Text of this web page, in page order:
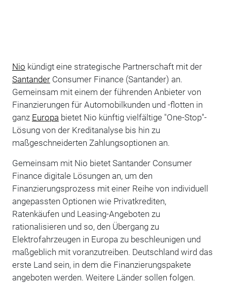
Nio kündigt eine strategische Partnerschaft mit der
SantanderConsumer Finance (Santander) an.
Gemeinsam mit einem der führenden Anbieter von
Finanzierungen für Automobilkunden und -flotten in
ganz Europa bietet Nio künftig vielfältige "One-Stop"-
Lösung von der Kreditanalyse bis hin zu
maßgeschneiderten Zahlungsoptionen an.
Gemeinsam mit Nio bietet Santander Consumer
Finance digitale Lösungen an, um den
Finanzierungsprozess mit einer Reihe von individuell
angepassten Optionen wie Privatkrediten,
Ratenkäufen und Leasing-Angeboten zu
rationalisieren und so, den Übergang zu
Elektrofahrzeugen in Europa zu beschleunigen und
maßgeblich mit voranzutreiben. Deutschland wird das
erste Land sein, in dem die Finanzierungspakete
angeboten werden. Weitere Länder sollen folgen.